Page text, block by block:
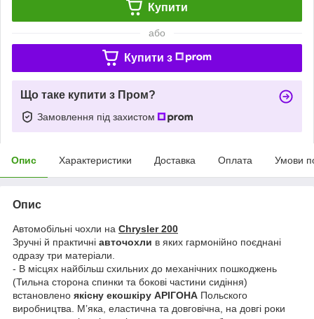
Купити
або
Купити з
Що таке купити з Пром?
Замовлення під захистом
Опис Характеристики Доставка Оплата Умови
Опис
Автомобільні чохли на Chrysler 200
Зручні й практичні авточохли в яких гармонійно поєднані
одразу три матеріали.
- В місцях найбільш схильних до механічних пошкоджень
(Тильна сторона спинки та бокові частини сидіння)
встановлено якісну екошкіру АРІГОНА Польского
виробництва. Мʼяка, еластична та довговічна, на довгі роки